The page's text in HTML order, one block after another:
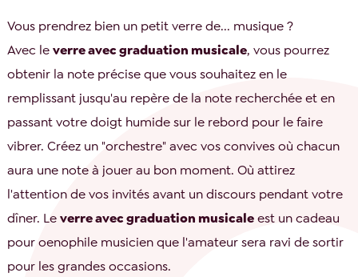
Vous prendrez bien un petit verre de... musique ?
Avec leverre avec graduation musicale, vous pourrez
obtenir la note précise que vous souhaitez en le
remplissant jusqu'au repère de la note recherchée et en
passant votre doigt humide sur le rebord pour le faire
vibrer. Créez un "orchestre" avec vos convives où chacun
aura une note à jouer au bon moment. Où attirez
l'attention de vos invités avant un discours pendant votre
dîner. Leverre avec graduation musicaleest un cadeau
pour oenophile musicien que l'amateur sera ravi de sortir
pour les grandes occasions.